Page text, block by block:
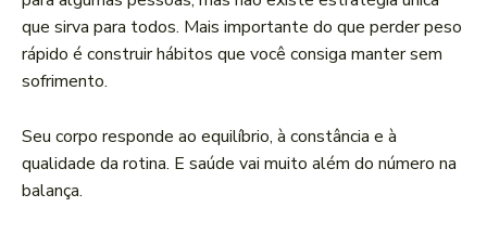
que sirva para todos. Mais importante do que perder peso
rápido é construir hábitos que você consiga manter sem
sofrimento.
Seu corpo responde ao equilíbrio, à constância e à
qualidade da rotina. E saúde vai muito além do número na
balança.